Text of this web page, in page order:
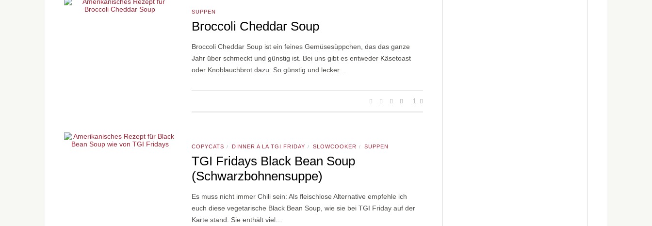
SUPPEN
Broccoli Cheddar Soup
Broccoli Cheddar Soup ist ein feines Gemüsesüppchen, das das ganze
Jahr über schmeckt und günstig ist. Bei uns gibt es entweder Käsetoast
oder Knoblauchbrot dazu. So günstig und lecker…
1
COPYCATS / DINNER A LA TGI FRIDAY / SLOWCOOKER / SUPPEN
TGI Fridays Black Bean Soup
(Schwarzbohnensuppe)
Es muss nicht immer Chili sein: Als fleischlose Alternative empfehle ich
euch diese vegetarische Black Bean Soup, wie sie bei TGI Friday auf der
Karte stand. Sie enthält viel…